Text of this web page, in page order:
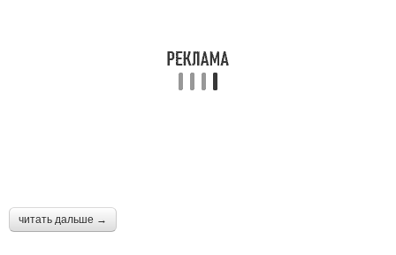
читать дальше →